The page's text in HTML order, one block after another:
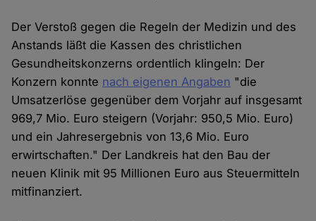
Der Verstoß gegen die Regeln der Medizin und des
Anstands läßt die Kassen des christlichen
Gesundheitskonzerns ordentlich klingeln: Der
Konzern konnte nach eigenen Angaben "die
Umsatzerlöse gegenüber dem Vorjahr auf insgesamt
969,7 Mio. Euro steigern (Vorjahr: 950,5 Mio. Euro)
und ein Jahresergebnis von 13,6 Mio. Euro
erwirtschaften." Der Landkreis hat den Bau der
neuen Klinik mit 95 Millionen Euro aus Steuermitteln
mitfinanziert.